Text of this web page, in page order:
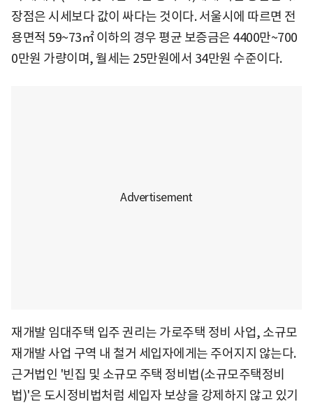
장점은 시세보다 값이 싸다는 것이다. 서울시에 따르면 전
용면적 59~73㎡ 이하의 경우 평균 보증금은 4400만~700
0만원 가량이며, 월세는 25만원에서 34만원 수준이다.
재개발 임대주택 입주 권리는 가로주택 정비 사업, 소규모
재개발 사업 구역 내 철거 세입자에게는 주어지지 않는다.
근거법인 '빈집 및 소규모 주택 정비법(소규모주택정비
법)'은 도시정비법처럼 세입자 보상을 강제하지 않고 있기